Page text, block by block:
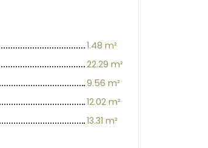
1.48 m²
22.29 m²
9.56 m²
12.02 m²
13.31 m²